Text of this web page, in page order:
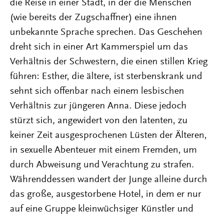
die Reise in einer Stadt, in der die Menschen
(wie bereits der Zugschaffner) eine ihnen
unbekannte Sprache sprechen. Das Geschehen
dreht sich in einer Art Kammerspiel um das
Verhältnis der Schwestern, die einen stillen Krieg
führen: Esther, die ältere, ist sterbenskrank und
sehnt sich offenbar nach einem lesbischen
Verhältnis zur jüngeren Anna. Diese jedoch
stürzt sich, angewidert von den latenten, zu
keiner Zeit ausgesprochenen Lüsten der Älteren,
in sexuelle Abenteuer mit einem Fremden, um
durch Abweisung und Verachtung zu strafen.
Währenddessen wandert der Junge alleine durch
das große, ausgestorbene Hotel, in dem er nur
auf eine Gruppe kleinwüchsiger Künstler und